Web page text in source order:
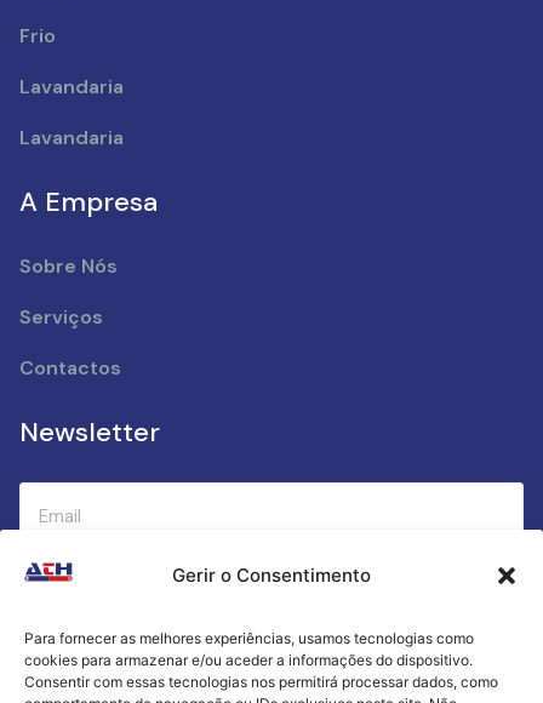
Gerir o Consentimento
Para fornecer as melhores experiências, usamos tecnologias como
cookies para armazenar e/ou aceder a informações do dispositivo.
Consentir com essas tecnologias nos permitirá processar dados, como
Frio
Lavandaria
Lavandaria
A Empresa
Sobre Nós
Serviços
Contactos
Newsletter
Submeter
Criamos a cozinha perfeita para o seu sucesso